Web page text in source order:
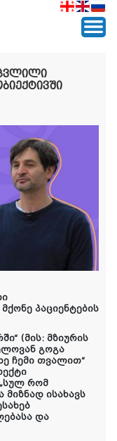
პაციენტების
(მის: მზიურის
გოგა
ჩემი თვალით“
რომ
მიზნად ისახავს
და